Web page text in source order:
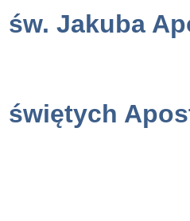
św. Jakuba
świętych